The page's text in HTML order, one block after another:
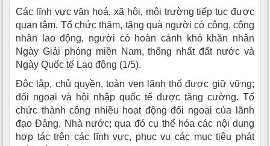
Các lĩnh vực văn hoá, xã hội, môi trường tiếp tục được
quan tâm. Tổ chức thăm, tặng quà người có công, công
nhân lao động, người có hoàn cảnh khó khăn nhân
Ngày Giải phóng miền Nam, thống nhất đất nước và
Ngày Quốc tế Lao động (1/5).
Độc lập, chủ quyền, toàn vẹn lãnh thổ được giữ vững;
đối ngoại và hội nhập quốc tế được tăng cường. Tổ
chức thành công nhiều hoạt động đối ngoại của lãnh
đạo Đảng, Nhà nước; qua đó cụ thể hóa các nội dung
hợp tác trên các lĩnh vực, phục vụ các mục tiêu phát